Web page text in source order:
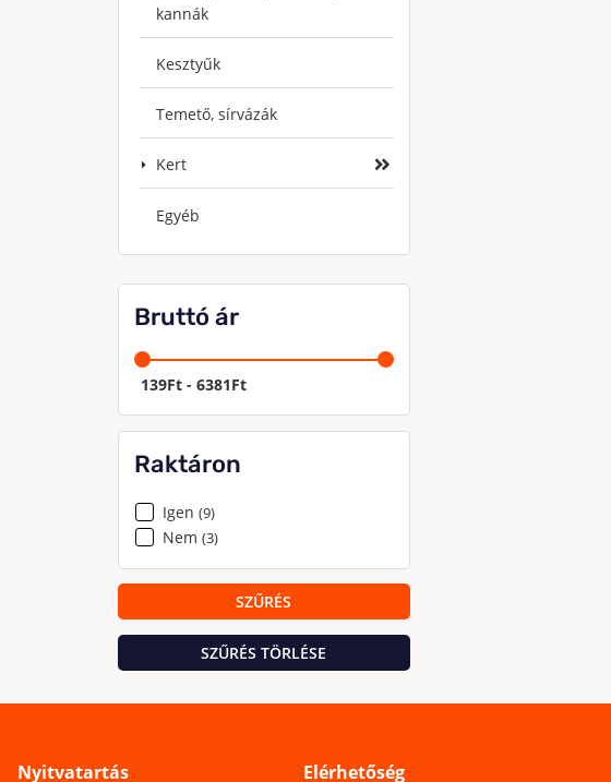
kannák
Kesztyűk
Temető, sírvázák
Kert
Egyéb
Bruttó ár
139Ft - 6381Ft
Raktáron
Igen (9)
Nem (3)
SZŰRÉS
SZŰRÉS TÖRLÉSE
Nyitvatartás Elérhetőség